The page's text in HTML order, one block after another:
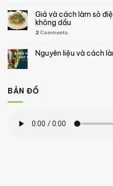
Giá và cách làm sò
không dầu
2 Comments
Nguyên liệu và cách
BẢN ĐỒ